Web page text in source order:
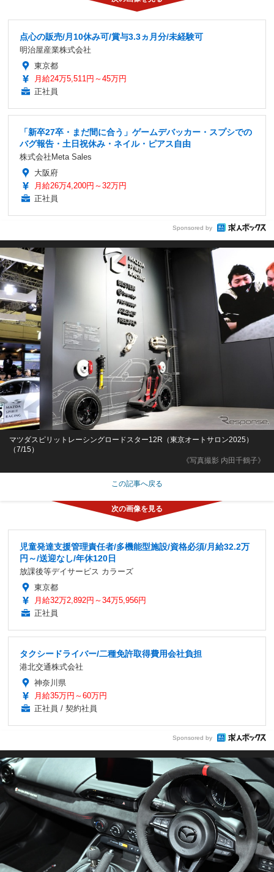
点心の販売/月10休み可/賞与3.3ヵ月分/未経験可
明治屋産業株式会社
東京都
月給24万5,511円～45万円
正社員
「新卒27卒・まだ間に合う」ゲームデバッカー・スプシでの
バグ報告・土日祝休み・ネイル・ピアス自由
株式会社Meta Sales
大阪府
月給26万4,200円～32万円
正社員
Sponsored by
《写真撮影 内田千鶴子》
マツダスピリットレーシングロードスター12R（東京オートサロン2025）
（7/15）
この記事へ戻る
児童発達支援管理責任者/多機能型施設/資格必須/月給32.2万
円～/送迎なし/年休120日
放課後等デイサービス カラーズ
東京都
月給32万2,892円～34万5,956円
正社員
タクシードライバー/二種免許取得費用会社負担
港北交通株式会社
神奈川県
月給35万円～60万円
正社員 / 契約社員
Sponsored by